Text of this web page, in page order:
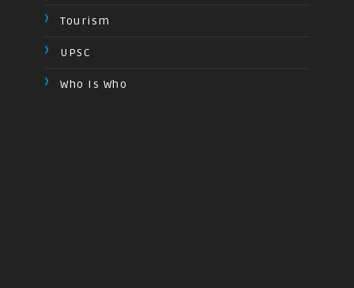
Tourism
UPSC
Who Is Who